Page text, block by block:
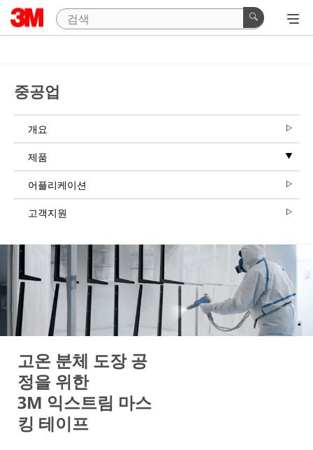
중공업
개요
제품
어플리케이션
고객지원
고온 분체 도장 공
정을 위한
3M 익스트림 마스
킹 테이프